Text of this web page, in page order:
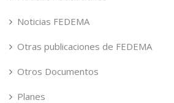
Noticias FEDEMA
Otras publicaciones de FEDEMA
Otros Documentos
Planes